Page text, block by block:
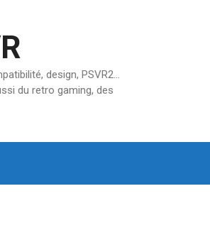
design, PSVR2…
du retro gaming, des